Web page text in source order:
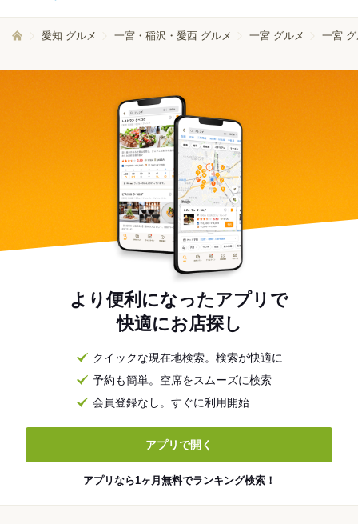
愛知 グルメ 一宮・稲沢・愛西 グルメ 一宮 グルメ 一宮
より便利になったアプリで
快適にお店探し
クイックな現在地検索。検索が快適に
予約も簡単。空席をスムーズに検索
会員登録なし。すぐに利用開始
アプリで開く
アプリなら1ヶ月無料でランキング検索！